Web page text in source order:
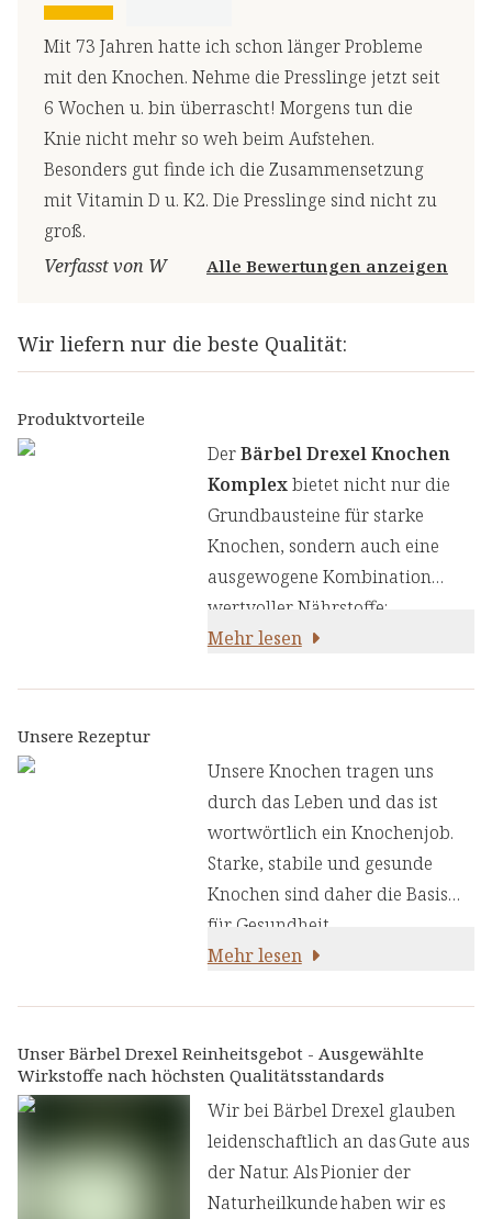
Mit 73 Jahren hatte ich schon länger Probleme
mit den Knochen. Nehme die Presslinge jetzt seit
6 Wochen u. bin überrascht! Morgens tun die
Knie nicht mehr so weh beim Aufstehen.
Besonders gut finde ich die Zusammensetzung
mit Vitamin D u. K2. Die Presslinge sind nicht zu
groß.
Verfasst von W
Alle Bewertungen anzeigen
Wir liefern nur die beste Qualität:
Produktvorteile
DerBärbel DrexelKnochen
Komplexbietet nicht nur die
Grundbausteine für starke
Knochen, sondern auch eine
ausgewogene Kombination
wertvoller Nährstoffe:
Mehr lesen
Unsere Rezeptur
Unsere Knochen tragen uns
durch das Leben und das ist
wortwörtlich ein Knochenjob.
Starke, stabile und gesunde
Knochen sind daher die Basis
für Gesundheit,
Bewegung, Stabilität und damit
Knochen Komplexist die
Vitalstoff-Formel mit Calcium,
Magnesium, Vitamin D3,
Vitamin K2, Zink und Mangan
zur Unterstützung der Knochen
im stressigen Alltag.
Mehr lesen
Unser Bärbel Drexel Reinheitsgebot - Ausgewählte
Wirkstoffe nach höchsten Qualitätsstandards
Wir bei Bärbel Drexel glauben
leidenschaftlich an das Gute aus
der Natur. Als Pionier der
Naturheilkunde haben wir es